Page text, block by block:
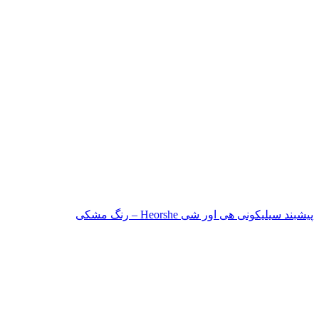
پیشبند سیلیکونی هی اور شی Heorshe – رنگ مشکی